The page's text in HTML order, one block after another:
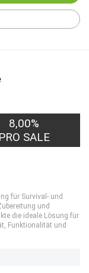
8,00%
PRO SALE
für Survival- und
und
die ideale Lösung für
Funktionalität und